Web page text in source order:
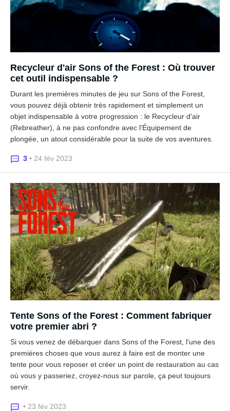
Recycleur d'air Sons of the Forest : Où trouver
cet outil indispensable ?
Durant les premières minutes de jeu sur Sons of the Forest,
vous pouvez déjà obtenir très rapidement et simplement un
objet indispensable à votre progression : le Recycleur d'air
(Rebreather), à ne pas confondre avec l'Équipement de
plongée, un atout considérable pour la suite de vos aventures.
3 • 24 fév 2023
Tente Sons of the Forest : Comment fabriquer
votre premier abri ?
Si vous venez de débarquer dans Sons of the Forest, l'une des
premières choses que vous aurez à faire est de monter une
tente pour vous reposer et créer un point de restauration au cas
où vous y passeriez, croyez-nous sur parole, ça peut toujours
servir.
• 23 fév 2023